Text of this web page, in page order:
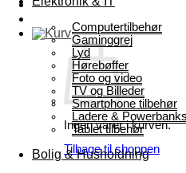
Ingen varer i kurven.
Tilbage til shoppen
Computertilbehør
Gaminggrej
Lyd
Hørebøffer
Foto og video
TV og Billeder
Smartphone tilbehør
Ladere & Powerbanks
Tablet tilbehør
Bolig & Husholdning